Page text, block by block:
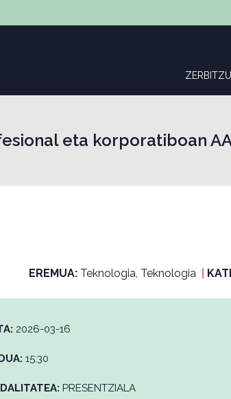
eta korporatiboan
EREMUA: Teknologia, Teknologia
2026-03-16
15:30
PRESENTZIALA